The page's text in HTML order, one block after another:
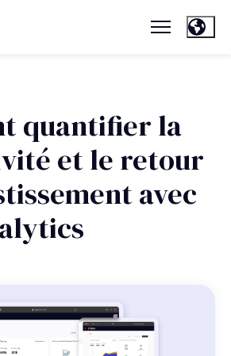
quantifier la
et le retour
avec